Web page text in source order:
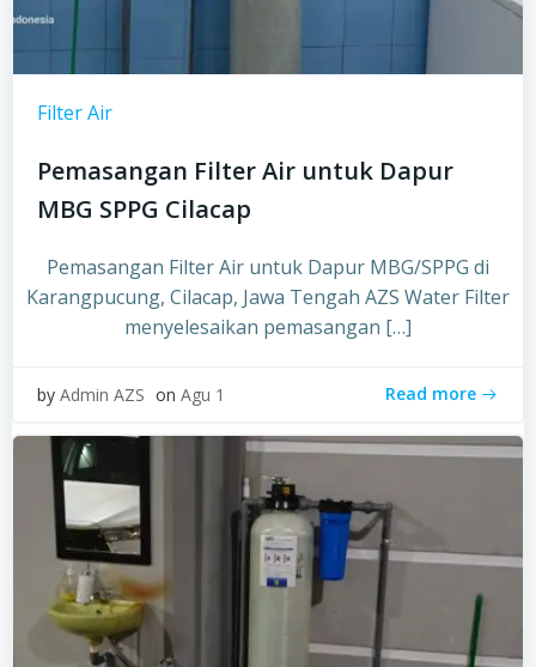
Filter Air
Pemasangan Filter Air untuk Dapur
MBG SPPG Cilacap
Pemasangan Filter Air untuk Dapur MBG/SPPG di
Karangpucung, Cilacap, Jawa Tengah AZS Water Filter
menyelesaikan pemasangan […]
by Admin AZS on Agu 1 Read more